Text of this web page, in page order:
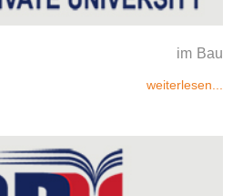
im Bau
weiterlesen...